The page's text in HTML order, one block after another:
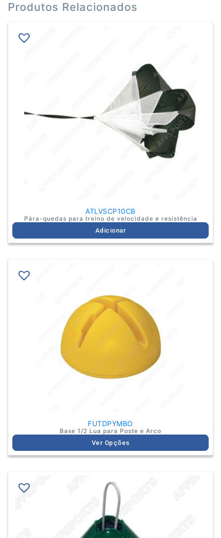
Produtos Relacionados
ATLVSCP10CB
Pára-quedas para treino de velocidade e resistência
Adicionar
FUTDPYMBO
Base 1/2 Lua para Poste e Arco
Ver Opções
multiple
variants.
The
options
may
chosen
the
product